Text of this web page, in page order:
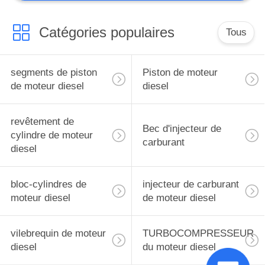
Catégories populaires Tous
segments de piston
de moteur diesel
Piston de moteur
diesel
revêtement de
cylindre de moteur
diesel
Bec d'injecteur de
carburant
bloc-cylindres de
moteur diesel
injecteur de carburant
de moteur diesel
vilebrequin de moteur
diesel
TURBOCOMPRESSEUR
du moteur diesel